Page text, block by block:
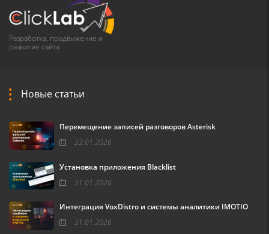
Разработка, продвижение и
развитие сайта
Новые статьи
Перемещение записей разговоров Asterisk
22.01.2026
Установка приложения Blacklist
21.01.2026
Интеграция VoxDistro и системы аналитики IMOTIO
21.01.2026